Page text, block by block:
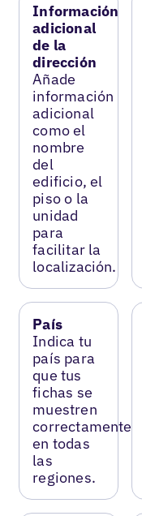
Información
adicional
de la
dirección
Añade
información
adicional
como el
nombre
del
edificio, el
piso o la
unidad
para
facilitar la
localización.
País
Indica tu
país para
que tus
fichas se
muestren
correctamente
en todas
las
regiones.